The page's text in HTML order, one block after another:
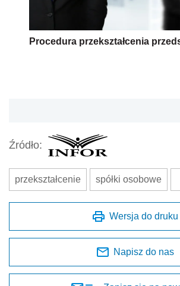
Procedura przekształcenia
Źródło:
przekształcenie spółki osobowe
Wersja do druku
Napisz do nas